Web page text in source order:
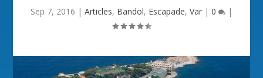
Sep 7, 2016 | Articles, Bandol, Escapade, Var | 0 |